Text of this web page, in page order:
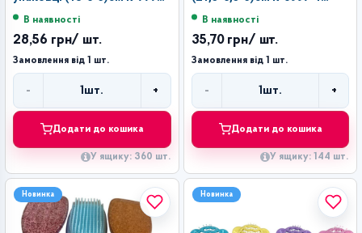
В наявності
28,56 грн/ шт.
Замовлення від 1 шт.
- 1шт. +
Додати до кошика
У ящику: 360 шт.
В наявності
35,70 грн/ шт.
Замовлення від 1 шт.
- 1шт. +
Додати до кошика
У ящику: 144 шт.
Новинка Новинка